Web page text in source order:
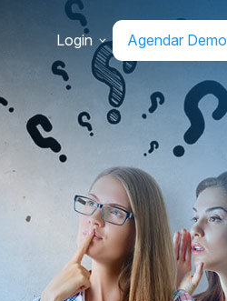
Login Agendar Demo